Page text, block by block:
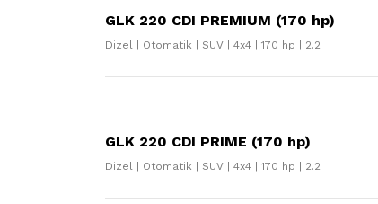
GLK 220 CDI PREMIUM (170 hp)
Dizel | Otomatik | SUV | 4x4 | 170 hp | 2.2
GLK 220 CDI PRIME (170 hp)
Dizel | Otomatik | SUV | 4x4 | 170 hp | 2.2